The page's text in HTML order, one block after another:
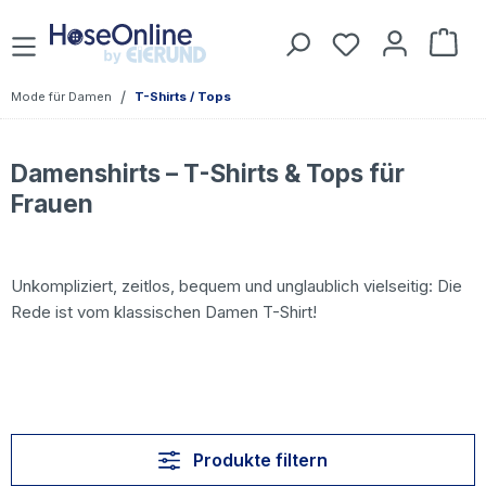
Zum Hauptinhalt springen Du hast 0
Mode für Damen / T-Shirts / Tops
Damenshirts – T-Shirts & Tops für
Frauen
Unkompliziert, zeitlos, bequem und unglaublich vielseitig: Die
Rede ist vom klassischen Damen T-Shirt!
Produkte filtern